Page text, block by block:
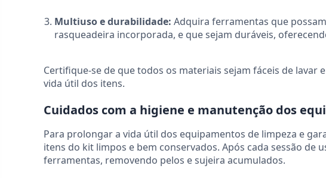
Multiuso e durabilidade: Adquira ferramentas que
rasqueadeira incorporada, e que sejam duráveis,
Certifique-se de que todos os materiais sejam fáceis de lavar
vida útil dos itens.
Cuidados com a higiene e manutenção dos
Para prolongar a vida útil dos equipamentos de limpeza e
itens do kit limpos e bem conservados. Após cada sessão de
ferramentas, removendo pelos e sujeira acumulados.